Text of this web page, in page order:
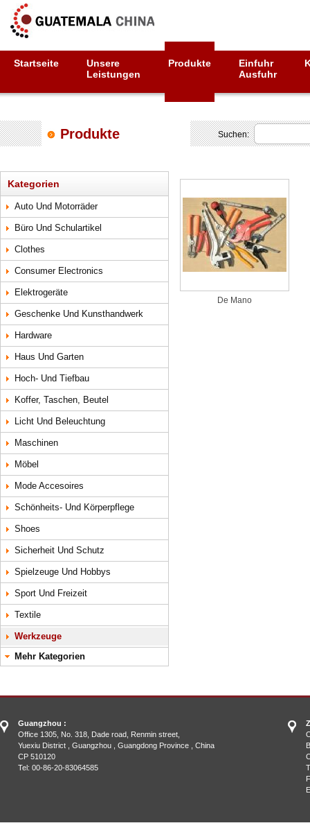
Startseite
Unsere
Leistungen
Produkte
Einfuhr
Ausfuhr
Produkte Suchen:
Kategorien
Auto Und Motorräder
Büro Und Schulartikel
Clothes
Consumer Electronics
Elektrogeräte
Geschenke Und Kunsthandwerk
Hardware
Haus Und Garten
Hoch- Und Tiefbau
Koffer, Taschen, Beutel
Licht Und Beleuchtung
Maschinen
Möbel
Mode Accesoires
Schönheits- Und Körperpflege
Shoes
Sicherheit Und Schutz
Spielzeuge Und Hobbys
Sport Und Freizeit
Textile
Werkzeuge
Mehr Kategorien
De Mano
Guangzhou :
Office 1305, No. 318, Dade road, Renmin street,
Yuexiu District , Guangzhou , Guangdong Province , China
CP 510120
Tel: 00-86-20-83064585